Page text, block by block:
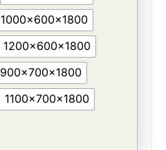
1000x600x1800
1200x600x1800
900x700x1800
1100x700x1800